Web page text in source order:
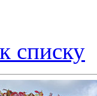
списку